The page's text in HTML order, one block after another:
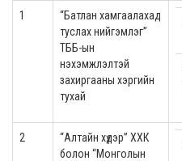
1
“Батлан хамгаалахад
туслах нийгэмлэг”
ТББ-ын
нэхэмжлэлтэй
захиргааны хэргийн
тухай
2
“Алтайн хүдэр” ХХК
болон “Монголын